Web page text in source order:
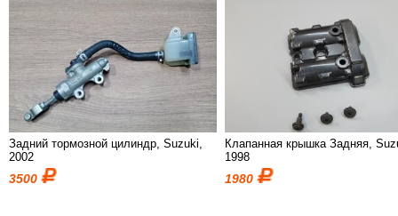
Задний тормозной цилиндр, Suzuki,
2002
3500
Клапанная крышка Задняя,
1998
1980